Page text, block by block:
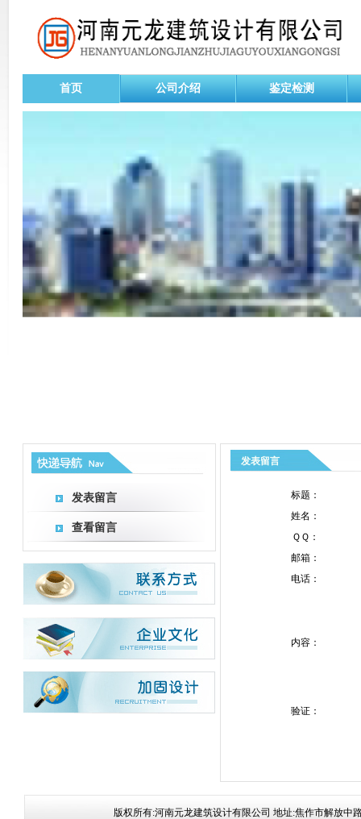
首页 公司介绍 鉴定检测
发表留言
查看留言
发表留言
标题：
姓名：
ＱＱ：
邮箱：
电话：
内容：
验证：
版权所有:河南元龙建筑设计有限公司 地址:焦作市解放中